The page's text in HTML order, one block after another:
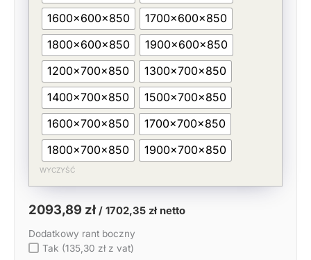
1600x600x850
1700x600x850
1800x600x850
1900x600x850
1200x700x850
1300x700x850
1400x700x850
1500x700x850
1600x700x850
1700x700x850
1800x700x850
1900x700x850
WYCZYŚĆ
2093,89 zł / 1702,35 złnetto
Dodatkowy rant boczny
Tak (135,30 zł z vat)